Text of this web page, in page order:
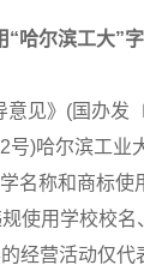
“哈尔滨工大”
见》(国办发
)哈尔滨工业
名称和商标使
使用学校校
经营活动仅